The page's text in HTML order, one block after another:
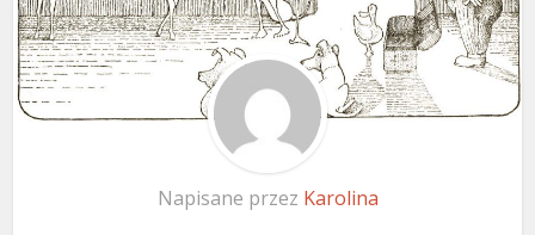
Napisane przez Karolina